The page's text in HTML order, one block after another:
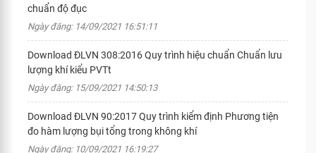
chuẩn độ đục
Ngày đăng: 14/09/2021 16:51:11
Download ĐLVN 308:2016 Quy trình hiệu chuẩn Chuẩn lưu
lượng khí kiểu PVTt
Ngày đăng: 15/09/2021 14:50:13
Download ĐLVN 90:2017 Quy trình kiểm định Phương tiện
đo hàm lượng bụi tổng trong không khí
Ngày đăng: 10/09/2021 16:19:27